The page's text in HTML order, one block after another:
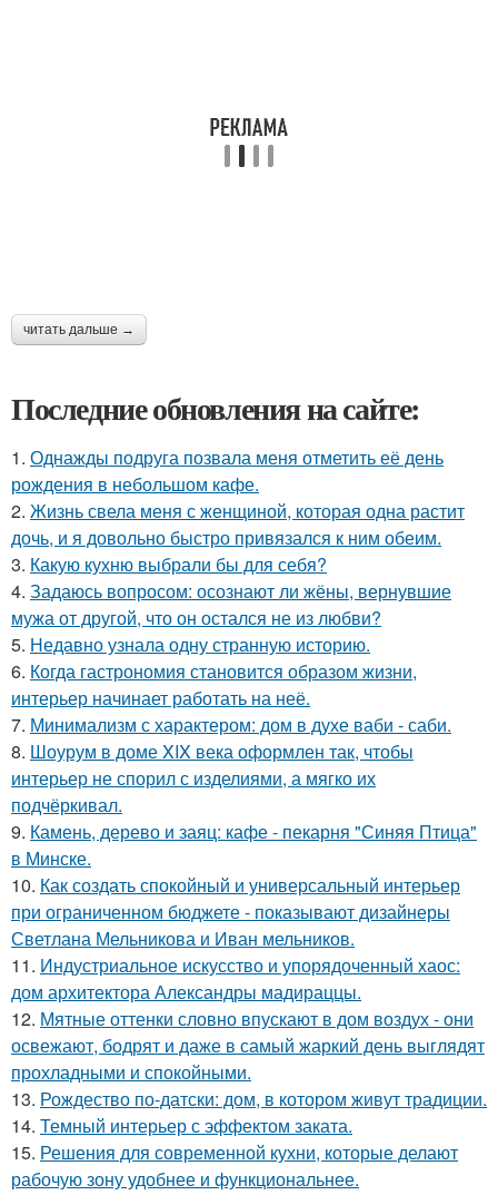
читать дальше →
Последние обновления на сайте:
1. Однажды подруга позвала меня отметить её день
рождения в небольшом кафе.
2. Жизнь свела меня с женщиной, которая одна растит
дочь, и я довольно быстро привязался к ним обеим.
3. Какую кухню выбрали бы для себя?
4. Задаюсь вопросом: осознают ли жёны, вернувшие
мужа от другой, что он остался не из любви?
5. Недавно узнала одну странную историю.
6. Когда гастрономия становится образом жизни,
интерьер начинает работать на неё.
7. Минимализм с характером: дом в духе ваби - саби.
8. Шоурум в доме XIX века оформлен так, чтобы
интерьер не спорил с изделиями, а мягко их
подчёркивал.
9. Камень, дерево и заяц: кафе - пекарня "Синяя Птица"
в Минске.
10. Как создать спокойный и универсальный интерьер
при ограниченном бюджете - показывают дизайнеры
Светлана Мельникова и Иван мельников.
11. Индустриальное искусство и упорядоченный хаос:
дом архитектора Александры мадираццы.
12. Мятные оттенки словно впускают в дом воздух - они
освежают, бодрят и даже в самый жаркий день выглядят
прохладными и спокойными.
13. Рождество по-датски: дом, в котором живут традиции.
14. Темный интерьер с эффектом заката.
15. Решения для современной кухни, которые делают
рабочую зону удобнее и функциональнее.